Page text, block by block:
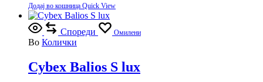
Додај во кошница Quick View
Спореди Омилени
Во Колички
Cybex Balios S lux